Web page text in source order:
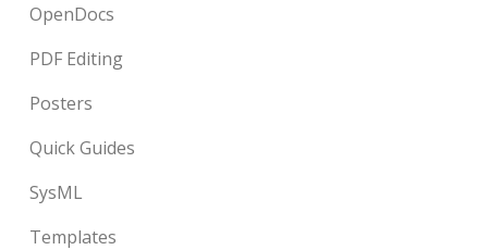
OpenDocs
PDF Editing
Posters
Quick Guides
SysML
Templates